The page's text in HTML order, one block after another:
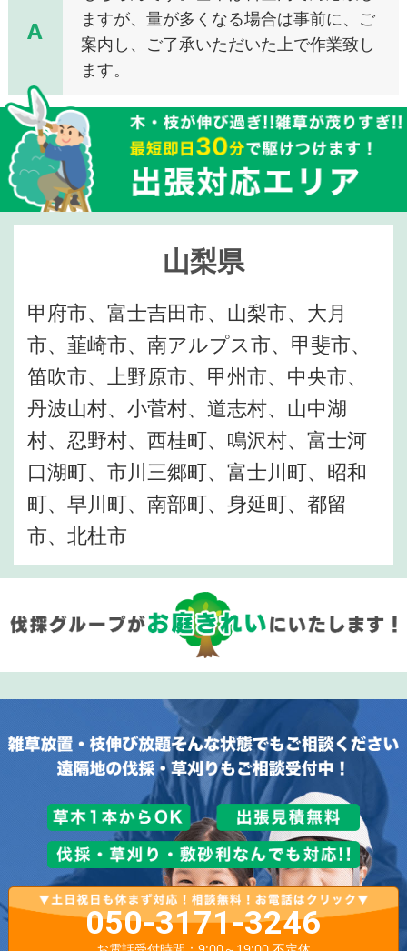
A
ますが、量が多くなる場合は事前に、ご
案内し、ご了承いただいた上で作業致し
ます。
山梨県
甲府市、富士吉田市、山梨市、大月
市、韮崎市、南アルプス市、甲斐市、
笛吹市、上野原市、甲州市、中央市、
丹波山村、小菅村、道志村、山中湖
村、忍野村、西桂町、鳴沢村、富士河
口湖町、市川三郷町、富士川町、昭和
町、早川町、南部町、身延町、都留
市、北杜市
050-3171-3246